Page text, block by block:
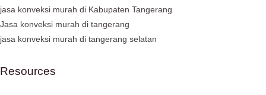
jasa konveksi murah di Kabupaten Tangerang
Jasa konveksi murah di tangerang
jasa konveksi murah di tangerang selatan
Resources